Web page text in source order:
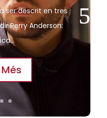
ser descrit en tres
Perry Anderson: